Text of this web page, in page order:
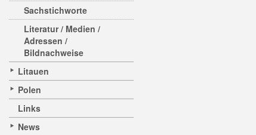
Sachstichworte
Literatur / Medien /
Adressen /
Bildnachweise
Litauen
Polen
Links
News